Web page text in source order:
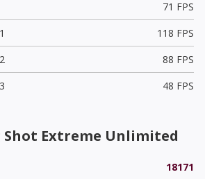
71 FPS
118 FPS
88 FPS
48 FPS
Shot Extreme Unlimited
18171